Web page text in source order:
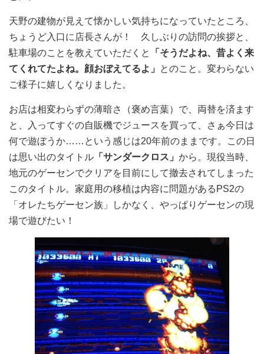
天野の建物が見えて懐かしい気持ちになっていたところ、
ちょうど入口に店長さんが！ 久しぶりの訪問の挨拶と、
駐車場のことを教えていただくと
「そうだよね、昔よく来
てくれてたよね。顔おぼえてるよ」
とのこと。変わらない
ご様子に嬉しくなりました。
お店は相変わらずの薄暗さ（褒め言葉）で、両替を済ます
と、入ってすぐの自販機でジュースを買って、さぁ今日は
何で遊ぼうか……という感じは20年前のままです。この日
は思い出のタイトル 「サンダークロス」 から。現役当時、
地元のゲーセンでクリアを目前にして撤去されてしまった
このタイトル。家庭用の移植は内容に問題があるPS2の
「オレたちゲーセン族」しかなく、やっぱりゲーセンの現
場で遊びたい！